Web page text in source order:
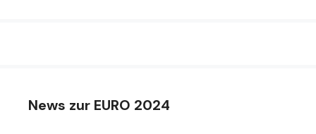
News zur EURO 2024